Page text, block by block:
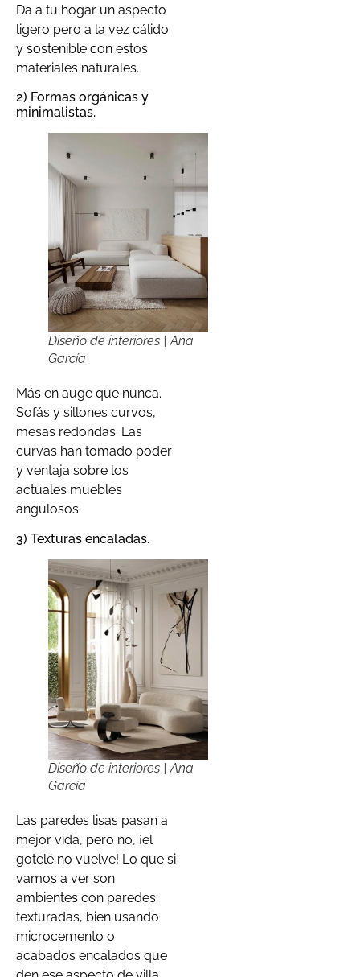
Da a tu hogar un aspecto
ligero pero a la vez cálido
y sostenible con estos
materiales naturales.
2) Formas orgánicas y
minimalistas.
Diseño de interiores | Ana
García
Más en auge que nunca.
Sofás y sillones curvos,
mesas redondas. Las
curvas han tomado poder
y ventaja sobre los
actuales muebles
angulosos.
3) Texturas encaladas.
Diseño de interiores | Ana
García
Las paredes lisas pasan a
mejor vida, pero no, ¡el
gotelé no vuelve! Lo que si
vamos a ver son
ambientes con paredes
texturadas, bien usando
microcemento o
acabados encalados que